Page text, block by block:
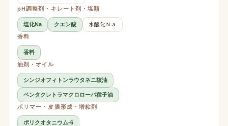
pH調整剤・キレート剤・塩類
塩化Na クエン酸
水酸化Ｎａ
香料
香料
油剤・オイル
シンジオフィトンラウタネニ核油
ペンタクレトラマクロローバ種子油
ポリマー・皮膜形成・増粘剤
ポリクオタニウム-6